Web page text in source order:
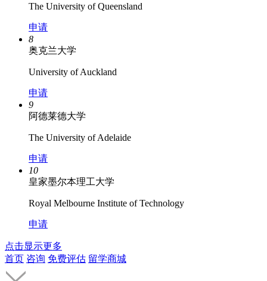
The University of Queensland
申请
8
奥克兰大学
University of Auckland
申请
9
阿德莱德大学
The University of Adelaide
申请
10
皇家墨尔本理工大学
Royal Melbourne Institute of Technology
申请
点击显示更多
首页 咨询 免费评估 留学商城